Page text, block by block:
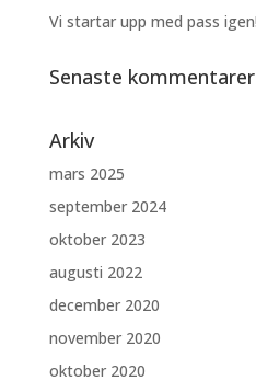
Vi startar upp med pass igen!
Senaste kommentarer
Arkiv
mars 2025
september 2024
oktober 2023
augusti 2022
december 2020
november 2020
oktober 2020